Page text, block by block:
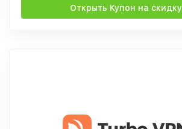
Открыть Купон на скидку